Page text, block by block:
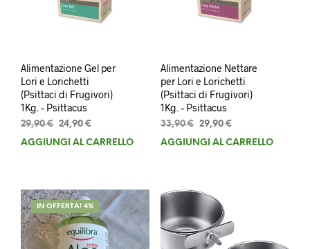
Alimentazione Gel per
Lori e Lorichetti
(Psittaci di Frugivori)
1Kg. – Psittacus
29,90€ Il
prezzo
24,90 €
prezzo
AGGIUNGI AL CARRELLO
Alimentazione Nettare
per Lori e Lorichetti
(Psittaci di Frugivori)
1Kg. – Psittacus
33,90€ Il
prezzo
29,90 €Il
prezzo
AGGIUNGI AL CARRELLO
IN OFFERTA! 4%